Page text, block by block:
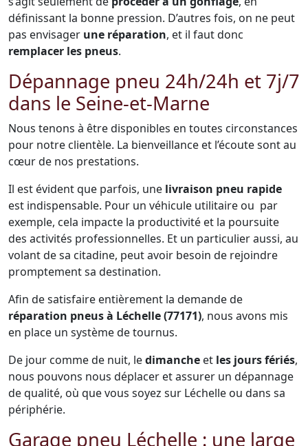
définissant la bonne pression. D’autres fois, on ne peut
pas envisager une réparation, et il faut donc
remplacer les pneus.
Dépannage pneu 24h/24h et 7j/7
dans le Seine-et-Marne
Nous tenons à être disponibles en toutes circonstances
pour notre clientèle. La bienveillance et l’écoute sont au
cœur de nos prestations.
Il est évident que parfois, une livraison pneu rapide
est indispensable. Pour un véhicule utilitaire ou par
exemple, cela impacte la productivité et la poursuite
des activités professionnelles. Et un particulier aussi, au
volant de sa citadine, peut avoir besoin de rejoindre
promptement sa destination.
Afin de satisfaire entièrement la demande de
réparation pneus à Léchelle (77171), nous avons mis
en place un système de tournus.
De jour comme de nuit, ledimanche et les jours fériés,
nous pouvons nous déplacer et assurer un dépannage
de qualité, où que vous soyez sur Léchelle ou dans sa
périphérie.
Garage pneu Léchelle : une large